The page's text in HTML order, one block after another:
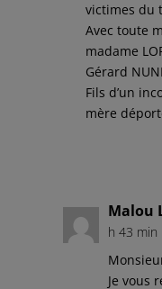
victimes du
Avec toute
madame
Gérard
Fils d’un
mère
Malou
h 43 min
Je vous